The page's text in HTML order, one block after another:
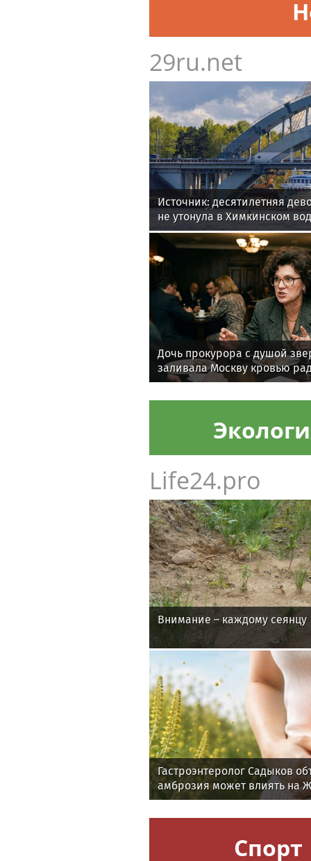
29ru.net
Источник: десятилетняя
не утонула в Химкинском
Дочь прокурора с душой
заливала Москву кровью
Life24.pro
Внимание – каждому сеянцу
Гастроэнтеролог Садыков
амброзия может влиять на
Спорт